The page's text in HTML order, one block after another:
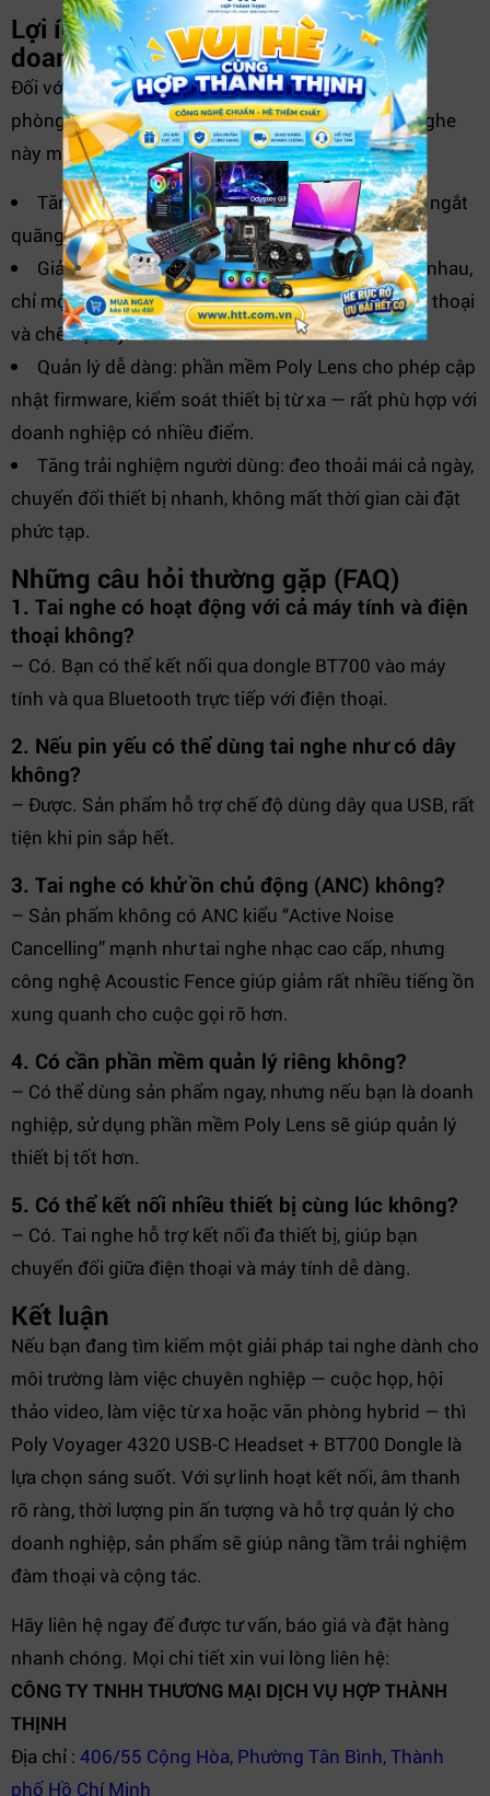
Lợi ích khi sử dụng tại môi trường
doanh nghiệp
Đối với khách hàng doanh nghiệp, đặc biệt là văn
phòng, phòng họp hoặc môi trường hybrid – tai nghe
này mang lại:
Tăng hiệu suất làm việc: giọng nói rõ ràng, ít bị ngắt
quãng do tiếng ồn.
Giảm chi phí đầu tư: thay vì nhiều thiết bị khác nhau,
chỉ một chiếc tai nghe có thể đáp ứng laptop, điện thoại
và chế độ dây.
Quản lý dễ dàng: phần mềm Poly Lens cho phép cập
nhật firmware, kiểm soát thiết bị từ xa — rất phù hợp với
doanh nghiệp có nhiều điểm.
Tăng trải nghiệm người dùng: đeo thoải mái cả ngày,
chuyển đổi thiết bị nhanh, không mất thời gian cài đặt
phức tạp.
Những câu hỏi thường gặp (FAQ)
1. Tai nghe có hoạt động với cả máy tính và điện
thoại không?
– Có. Bạn có thể kết nối qua dongle BT700 vào máy
tính và qua Bluetooth trực tiếp với điện thoại.
2. Nếu pin yếu có thể dùng tai nghe như có dây
không?
– Được. Sản phẩm hỗ trợ chế độ dùng dây qua USB, rất
tiện khi pin sắp hết.
3. Tai nghe có khử ồn chủ động (ANC) không?
– Sản phẩm không có ANC kiểu “Active Noise
Cancelling” mạnh như tai nghe nhạc cao cấp, nhưng
công nghệ Acoustic Fence giúp giảm rất nhiều tiếng ồn
xung quanh cho cuộc gọi rõ hơn.
4. Có cần phần mềm quản lý riêng không?
– Có thể dùng sản phẩm ngay, nhưng nếu bạn là doanh
nghiệp, sử dụng phần mềm Poly Lens sẽ giúp quản lý
thiết bị tốt hơn.
5. Có thể kết nối nhiều thiết bị cùng lúc không?
– Có. Tai nghe hỗ trợ kết nối đa thiết bị, giúp bạn
chuyển đổi giữa điện thoại và máy tính dễ dàng.
Kết luận
Nếu bạn đang tìm kiếm một giải pháp tai nghe dành cho
môi trường làm việc chuyên nghiệp — cuộc họp, hội
thảo video, làm việc từ xa hoặc văn phòng hybrid — thì
Poly Voyager 4320 USB-C Headset + BT700 Dongle là
lựa chọn sáng suốt. Với sự linh hoạt kết nối, âm thanh
rõ ràng, thời lượng pin ấn tượng và hỗ trợ quản lý cho
doanh nghiệp, sản phẩm sẽ giúp nâng tầm trải nghiệm
đàm thoại và cộng tác.
Hãy liên hệ ngay để được tư vấn, báo giá và đặt hàng
nhanh chóng. Mọi chi tiết xin vui lòng liên hệ:
CÔNG TY TNHH THƯƠNG MẠI DỊCH VỤ HỢP THÀNH
THỊNH
Địa chỉ : 406/55 Cộng Hòa, Phường Tân Bình, Thành
phố Hồ Chí Minh